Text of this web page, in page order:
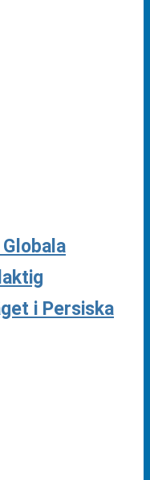
i Persiska